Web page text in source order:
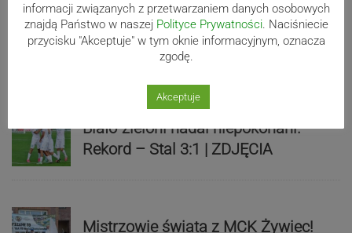
Beniaminek ze spadkowiczem na
remis. Podbeskidzie – Lechia 2:2 |
Biało-zieloni nadal niepokonani.
Rekord – Stal 3:1 | ZDJĘCIA
Mistrzowie świata z MCK Żywiec!
informacji związanych z przetwarzaniem danych osobowych
znajdą Państwo w naszej Polityce Prywatności. Naciśniecie
przycisku "Akceptuje" w tym oknie informacyjnym, oznacza
zgodę.
Akceptuje